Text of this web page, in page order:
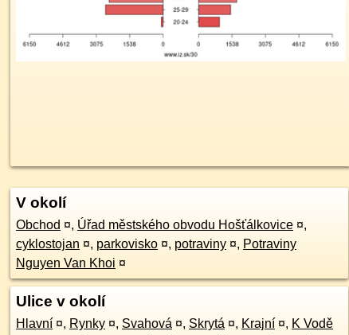
V okolí
Obchod ¤, Úřad městského obvodu Hošťálkovice ¤,
cyklostojan ¤, parkovisko ¤, potraviny ¤, Potraviny
Nguyen Van Khoi ¤
Ulice v okolí
Hlavní ¤, Rynky ¤, Svahová ¤, Skrytá ¤, Krajní ¤, K Vodě